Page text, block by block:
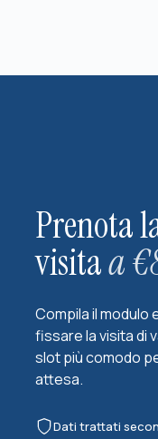
Prenota
visitaa
Compila il modulo
fissare la visita di
slot più comodo
attesa.
Dati trattati